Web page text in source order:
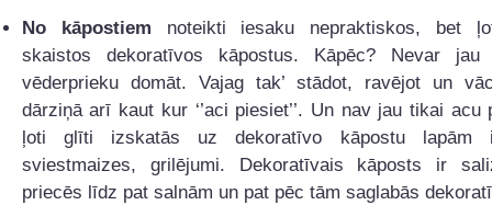
No kāpostiem noteikti iesaku nepraktiskos, bet
skaistos dekoratīvos kāpostus. Kāpēc? Nevar
vēderprieku domāt. Vajag tak’ stādot, ravējot un
dārziņā arī kaut kur ‘’aci piesiet’’. Un nav jau tikai acu
ļoti glīti izskatās uz dekoratīvo kāpostu lapām
sviestmaizes, grilējumi. Dekoratīvais kāposts ir
priecēs līdz pat salnām un pat pēc tām saglabās